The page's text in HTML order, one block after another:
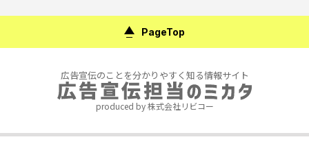
PageTop
広告宣伝のことを分かりやすく知る情報サイト
produced by 株式会社リビコー